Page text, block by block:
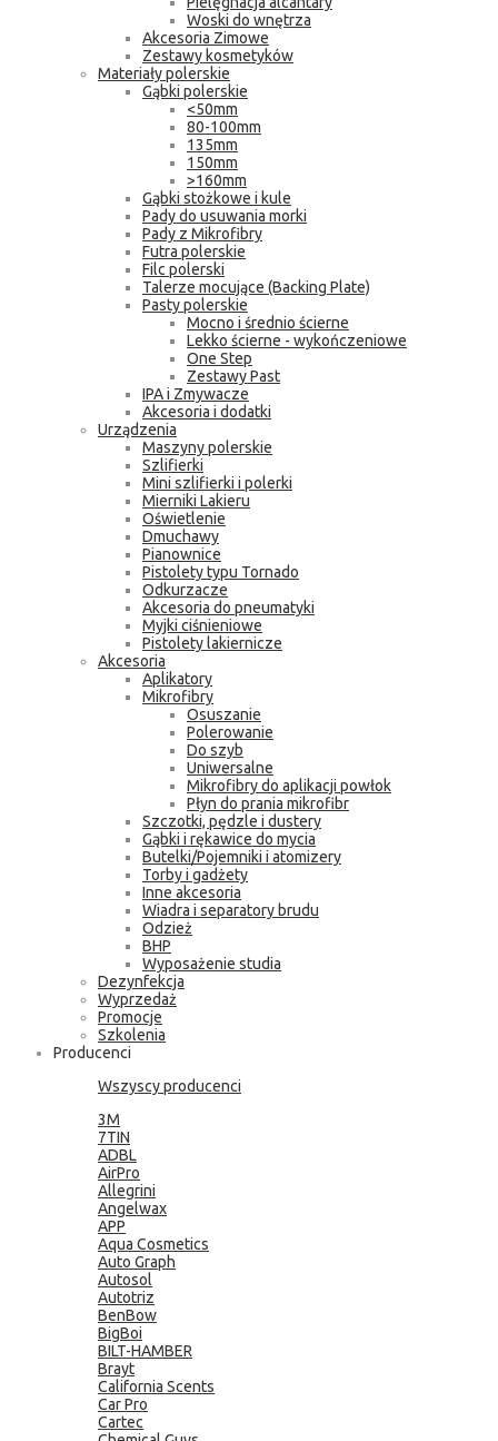
Woski do wnętrza
Akcesoria Zimowe
Zestawy kosmetyków
Materiały polerskie
Gąbki polerskie
<50mm
80-100mm
135mm
150mm
>160mm
Gąbki stożkowe i kule
Pady do usuwania morki
Pady z Mikrofibry
Futra polerskie
Filc polerski
Talerze mocujące (Backing Plate)
Pasty polerskie
Mocno i średnio ścierne
Lekko ścierne - wykończeniowe
One Step
Zestawy Past
IPA i Zmywacze
Akcesoria i dodatki
Urządzenia
Maszyny polerskie
Szlifierki
Mini szlifierki i polerki
Mierniki Lakieru
Oświetlenie
Dmuchawy
Pianownice
Pistolety typu Tornado
Odkurzacze
Akcesoria do pneumatyki
Myjki ciśnieniowe
Pistolety lakiernicze
Akcesoria
Aplikatory
Mikrofibry
Osuszanie
Polerowanie
Do szyb
Uniwersalne
Mikrofibry do aplikacji powłok
Płyn do prania mikrofibr
Szczotki, pędzle i dustery
Gąbki i rękawice do mycia
Butelki/Pojemniki i atomizery
Torby i gadżety
Inne akcesoria
Wiadra i separatory brudu
Odzież
BHP
Wyposażenie studia
Dezynfekcja
Wyprzedaż
Promocje
Szkolenia
Producenci
Wszyscy producenci
3M
7TIN
ADBL
AirPro
Allegrini
Angelwax
APP
Aqua Cosmetics
Auto Graph
Autosol
Autotriz
BenBow
BigBoi
BILT-HAMBER
Brayt
California Scents
Car Pro
Cartec